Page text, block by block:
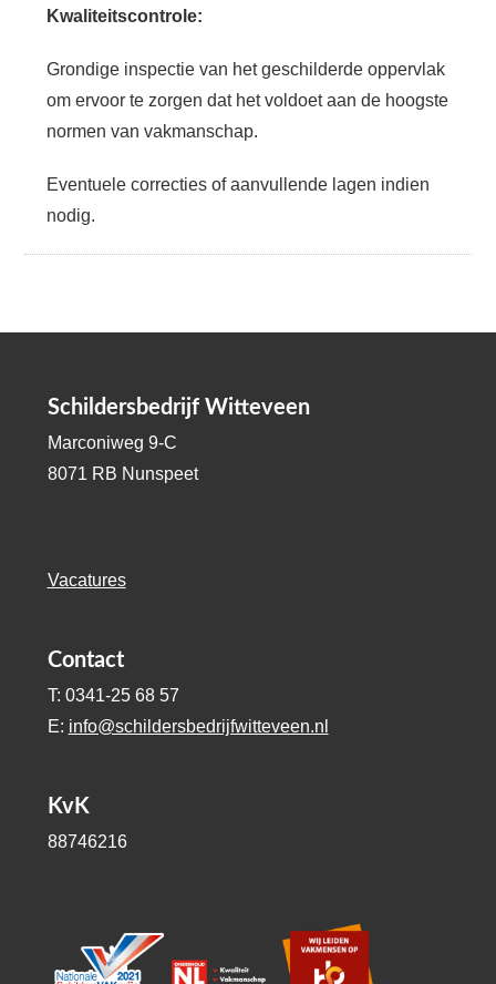
Kwaliteitscontrole:
Grondige inspectie van het geschilderde oppervlak
om ervoor te zorgen dat het voldoet aan de hoogste
normen van vakmanschap.
Eventuele correcties of aanvullende lagen indien
nodig.
Schildersbedrijf Witteveen
Marconiweg 9-C
8071 RB Nunspeet
Vacatures
Contact
T: 0341-25 68 57
E: info@schildersbedrijfwitteveen.nl
KvK
88746216